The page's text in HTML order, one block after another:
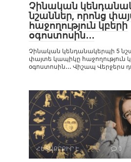
Չինական
նշաններ, որոնց
հաջողություն կբերի
օգոստոսին․․․
Չինական կենդանակերպի 5
փայտե կապիկը հաջողություն
օգոստոսին․․․ Վիշապ Վերջերս
ՀԵՏԱՔՐՔԻՐ Է 0